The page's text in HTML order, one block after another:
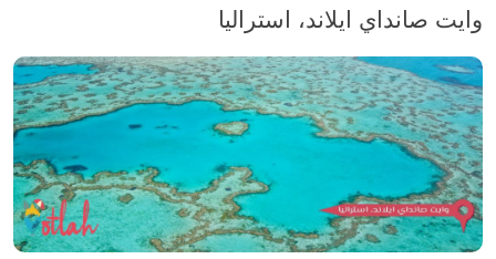
وايت صانداي ايلاند، استراليا